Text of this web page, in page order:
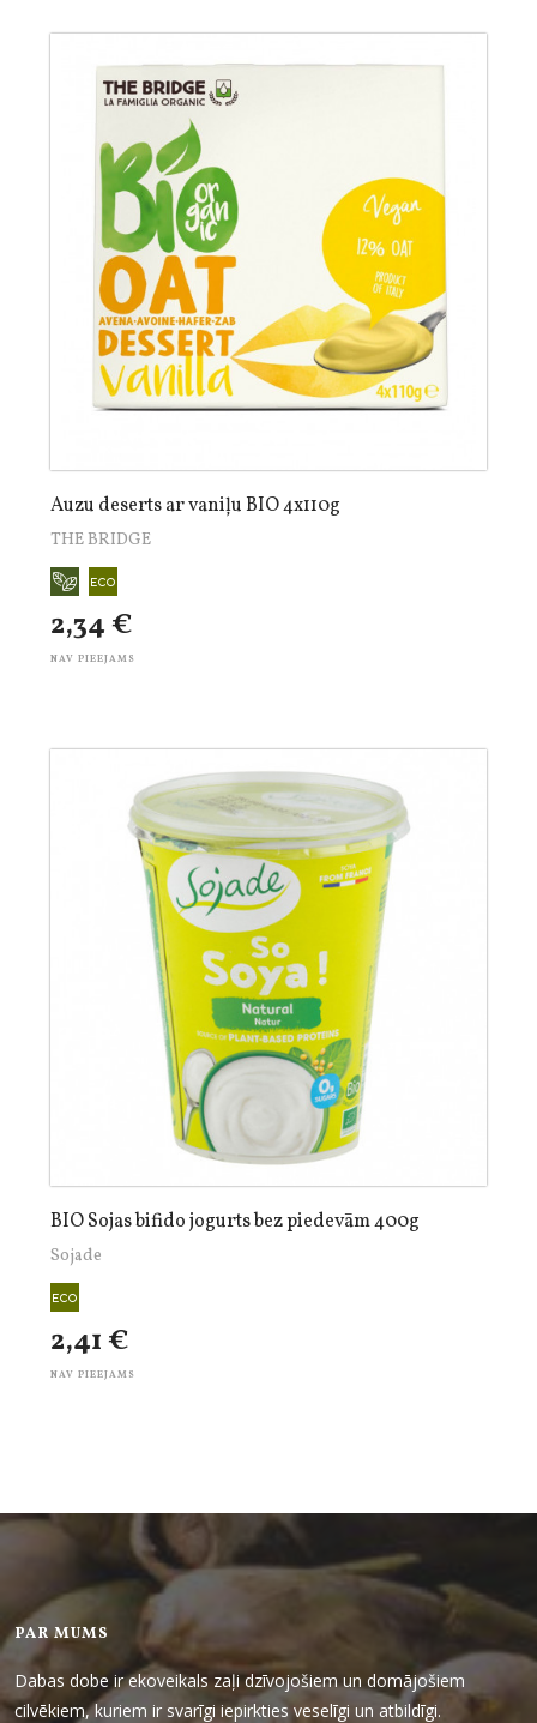
Auzu deserts ar vaniļu BIO 4x110g
THE BRIDGE
2,34 €
NAV PIEEJAMS
BIO Sojas bifido jogurts bez piedevām 400g
Sojade
2,41 €
NAV PIEEJAMS
PAR MUMS
Dabas dobe ir ekoveikals zaļi dzīvojošiem un domājošiem
cilvēkiem, kuriem ir svarīgi iepirkties veselīgi un atbildīgi.